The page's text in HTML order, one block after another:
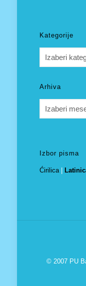
Kategorije
Arhiva
Izbor pisma
Ćirilica|
© 2007 PU